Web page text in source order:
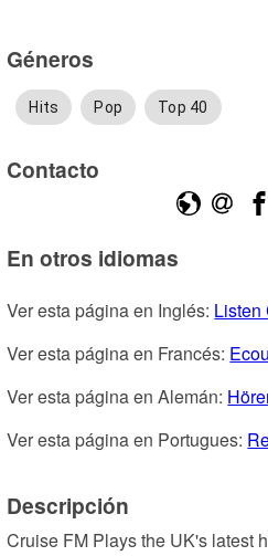
Géneros
Hits Pop Top 40
Contacto
En otros idiomas
Ver esta página en Inglés: Listen
Ver esta página en Francés:
Ver esta página en Alemán:
Ver esta página en Portugues:
Descripción
Cruise FM Plays the UK's latest